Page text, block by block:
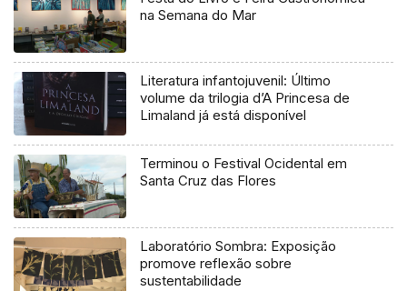
na Semana do Mar
Literatura infantojuvenil: Último
volume da trilogia d’A Princesa de
Limaland já está disponível
Terminou o Festival Ocidental em
Santa Cruz das Flores
Laboratório Sombra: Exposição
promove reflexão sobre
sustentabilidade